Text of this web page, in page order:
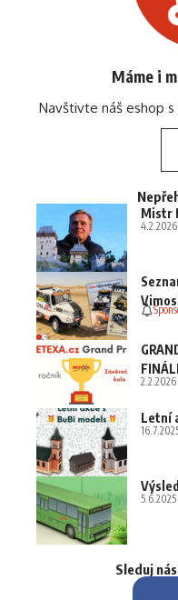
Máme i
Navštivte náš eshop
Mistr
4.2.2026
2.2.2026
Letní
5.6.2025
Sleduj